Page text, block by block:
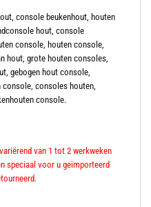
console beukenhout, houten
hout, console
console, houten console,
hout, grote houten consoles,
gebogen hout console,
consoles houten,
console.
van 1 tot 2 werkweken
speciaal voor u geïmporteerd